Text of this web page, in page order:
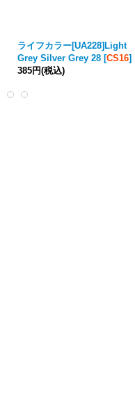
ライフカラー[UA228]Light
Grey Silver Grey 28 [CS16]
385円(税込)